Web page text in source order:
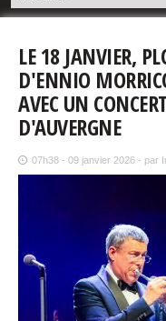
LE 18 JANVIER,
D'ENNIO
AVEC UN
D'AUVERGNE
07h38 - 09 janvier 2026 - par